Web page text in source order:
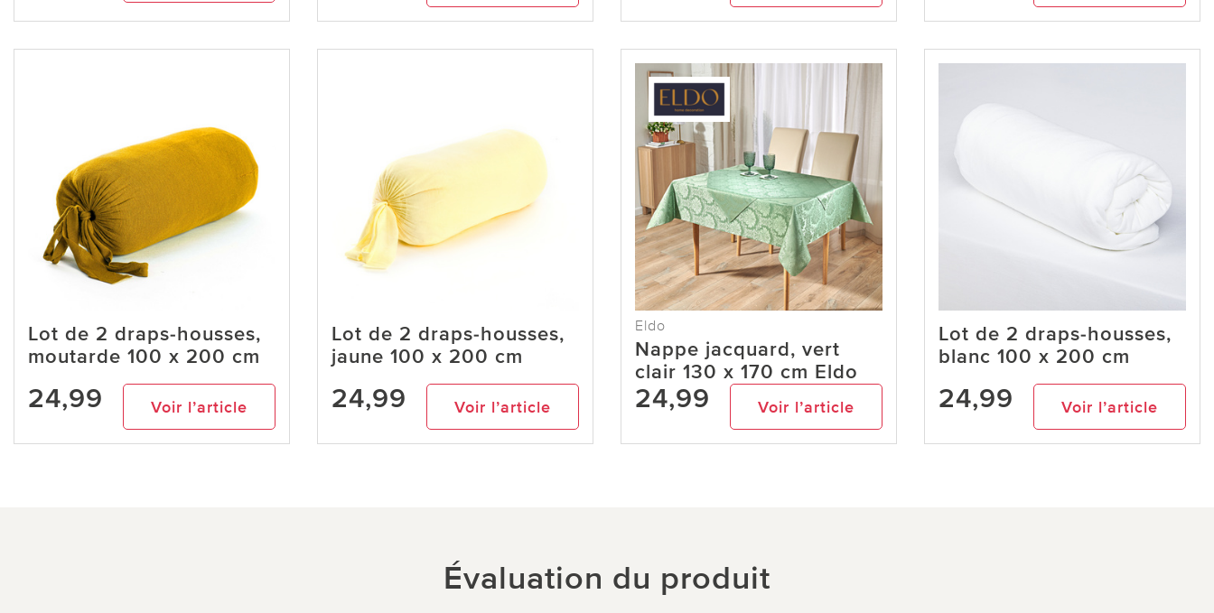
Lot de 2 draps-housses,
moutarde 100 x 200 cm
24,99 Voir l’article
Lot de 2 draps-housses,
jaune 100 x 200 cm
24,99 Voir l’article
Eldo
Nappe jacquard, vert
clair 130 x 170 cm Eldo
24,99 Voir l’article
Lot de 2 draps-housses,
blanc 100 x 200 cm
24,99 Voir l’article
Évaluation du produit